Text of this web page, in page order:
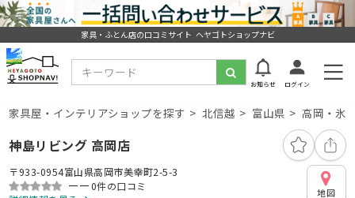
家具・ふとん店の口コミサイト ヘヤゴトショップナビ
お知らせ ログイン
家具屋・インテリアショップを探す 北信越 富山県 高岡・氷
神島リビング 高岡店
〒933-0954富山県高岡市美幸町2-5-3
ーー0件の口コミ
地図